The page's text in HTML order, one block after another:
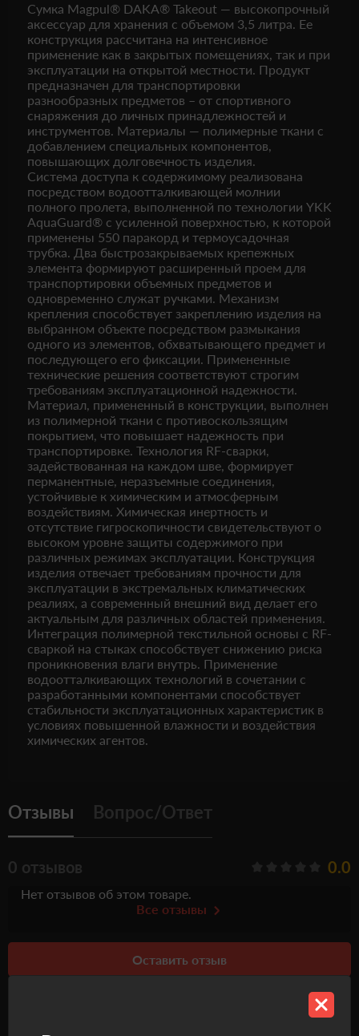
Сумка Magpul® DAKA® Takeout — высокопрочный
аксессуар для хранения с объемом 3,5 литра. Ее
конструкция рассчитана на интенсивное
применение как в закрытых помещениях, так и при
эксплуатации на открытой местности. Продукт
предназначен для транспортировки
разнообразных предметов – от спортивного
снаряжения до личных принадлежностей и
инструментов. Материалы — полимерные ткани с
добавлением специальных компонентов,
повышающих долговечность изделия.
Система доступа к содержимому реализована
посредством водоотталкивающей молнии
полного пролета, выполненной по технологии YKK
AquaGuard® с усиленной поверхностью, к которой
применены 550 паракорд и термоусадочная
трубка. Два быстрозакрываемых крепежных
элемента формируют расширенный проем для
транспортировки объемных предметов и
одновременно служат ручками. Механизм
крепления способствует закреплению изделия на
выбранном объекте посредством размыкания
одного из элементов, обхватывающего предмет и
последующего его фиксации. Примененные
технические решения соответствуют строгим
требованиям эксплуатационной надежности.
Материал, примененный в конструкции, выполнен
из полимерной ткани с противоскользящим
покрытием, что повышает надежность при
транспортировке. Технология RF-сварки,
задействованная на каждом шве, формирует
перманентные, неразъемные соединения,
устойчивые к химическим и атмосферным
воздействиям. Химическая инертность и
отсутствие гигроскопичности свидетельствуют о
высоком уровне защиты содержимого при
различных режимах эксплуатации. Конструкция
изделия отвечает требованиям прочности для
эксплуатации в экстремальных климатических
реалиях, а современный внешний вид делает его
актуальным для различных областей применения.
Интеграция полимерной текстильной основы с RF-
сваркой на стыках способствует снижению риска
проникновения влаги внутрь. Применение
водоотталкивающих технологий в сочетании с
разработанными компонентами способствует
стабильности эксплуатационных характеристик в
условиях повышенной влажности и воздействия
химических агентов.
Отзывы Вопрос/Ответ
0 отзывов 0.0
Нет отзывов об этом товаре.
Все отзывы
Оставить отзыв